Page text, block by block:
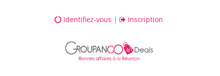
Identifiez-vous | Inscription